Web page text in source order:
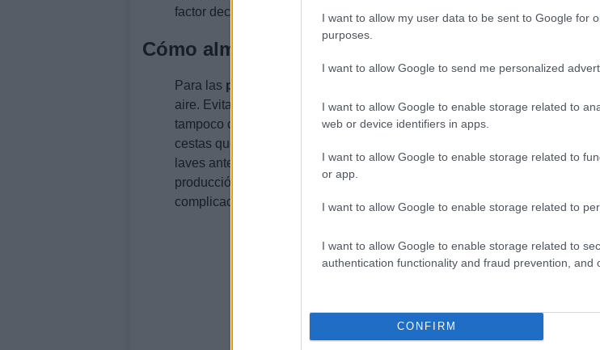
I want to allow my user data to be sent to Google for
purposes.
I want to allow Google to send me personalized
I want to allow Google to enable storage related to
web or device identifiers in apps.
I want to allow Google to enable storage related to
or app.
I want to allow Google to enable storage related to
I want to allow Google to enable storage related to
authentication functionality and fraud prevention, and
CONFIRM
factor decisivo para la conservación.
Cómo almacenar cada alimento
Para las patatas
aire. Evita la luz directa porque favorece el tono verdoso y la aparición de
tampoco conviene la humedad pues fomenta la descomposición. Usa
cestas que permitan ventilación en lugar de recipientes herméticos;
laves antes de guardar para preservar su cutícula. Estas medidas
producción de
y retrasan el brotado, prolongando la vida útil sin
complicaciones.